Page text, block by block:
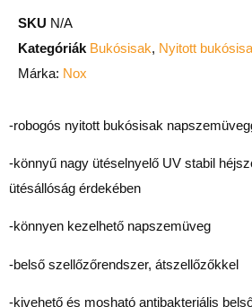
SKU N/A
Kategóriák Bukósisak, Nyitott
Márka: Nox
-robogós nyitott bukósisak
-könnyű nagy ütéselnyelő UV stabil
ütésállóság érdekében
-könnyen kezelhető napszemüveg
-belső szellőzőrendszer, átszellőzőkkel
-kivehető és mosható antibakteriális